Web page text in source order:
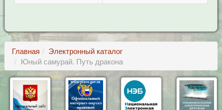
Главная
Электронный каталог
Юный самурай. Путь дракона